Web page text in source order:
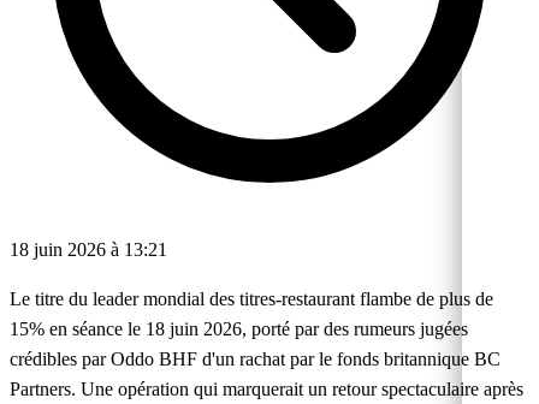
18 juin 2026 à 13:21
Le titre du leader mondial des titres-restaurant flambe de plus de
15% en séance le 18 juin 2026, porté par des rumeurs jugées
crédibles par Oddo BHF d'un rachat par le fonds britannique BC
Partners. Une opération qui marquerait un retour spectaculaire après